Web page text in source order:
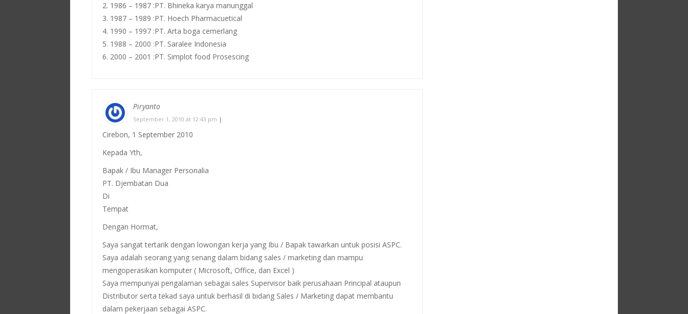
2. 1986 – 1987 :PT. Bhineka karya manunggal
3. 1987 – 1989 :PT. Hoech Pharmacuetical
4. 1990 – 1997 :PT. Arta boga cemerlang
5. 1988 – 2000 :PT. Saralee Indonesia
6. 2000 – 2001 :PT. Simplot food Prosescing
Piryanto
September 1, 2010 at 12:43 pm |
Cirebon, 1 September 2010
Kepada Yth,
Bapak / Ibu Manager Personalia
PT. Djembatan Dua
Di
Tempat
Dengan Hormat,
Saya sangat tertarik dengan lowongan kerja yang Ibu / Bapak tawarkan untuk posisi ASPC.
Saya adalah seorang yang senang dalam bidang sales / marketing dan mampu
mengoperasikan komputer ( Microsoft, Office, dan Excel )
Saya mempunyai pengalaman sebagai sales Supervisor baik perusahaan Principal ataupun
Distributor serta tekad saya untuk berhasil di bidang Sales / Marketing dapat membantu
dalam pekerjaan sebagai ASPC.